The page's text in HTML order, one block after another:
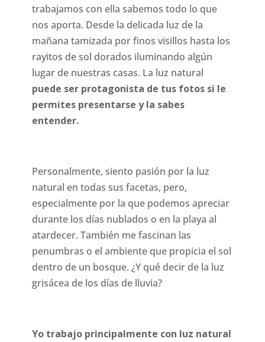
trabajamos con ella sabemos todo lo que
nos aporta. Desde la delicada luz de la
mañana tamizada por finos visillos hasta los
rayitos de sol dorados iluminando algún
lugar de nuestras casas. La luz natural
puede ser protagonista de tus fotos si le
permites presentarse y la sabes
entender.
Personalmente, siento pasión por la luz
natural en todas sus facetas, pero,
especialmente por la que podemos apreciar
durante los días nublados o en la playa al
atardecer. También me fascinan las
penumbras o el ambiente que propicia el sol
dentro de un bosque. ¿Y qué decir de la luz
grisácea de los días de lluvia?
Yo trabajo principalmente con luz natural